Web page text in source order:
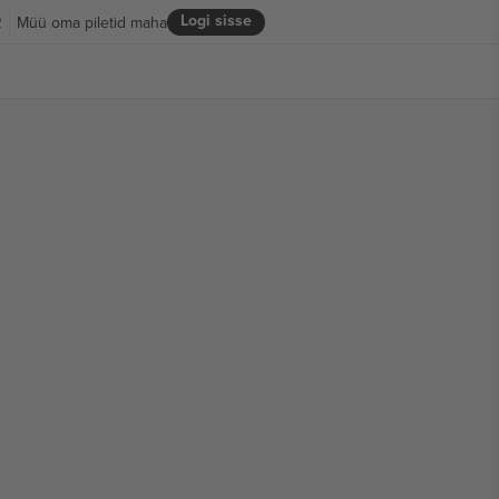
Logi sisse
Müü oma piletid maha